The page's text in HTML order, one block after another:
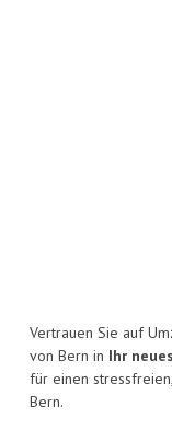
Vertrauen Sie auf
von Bern in Ihr
für einen
Bern.